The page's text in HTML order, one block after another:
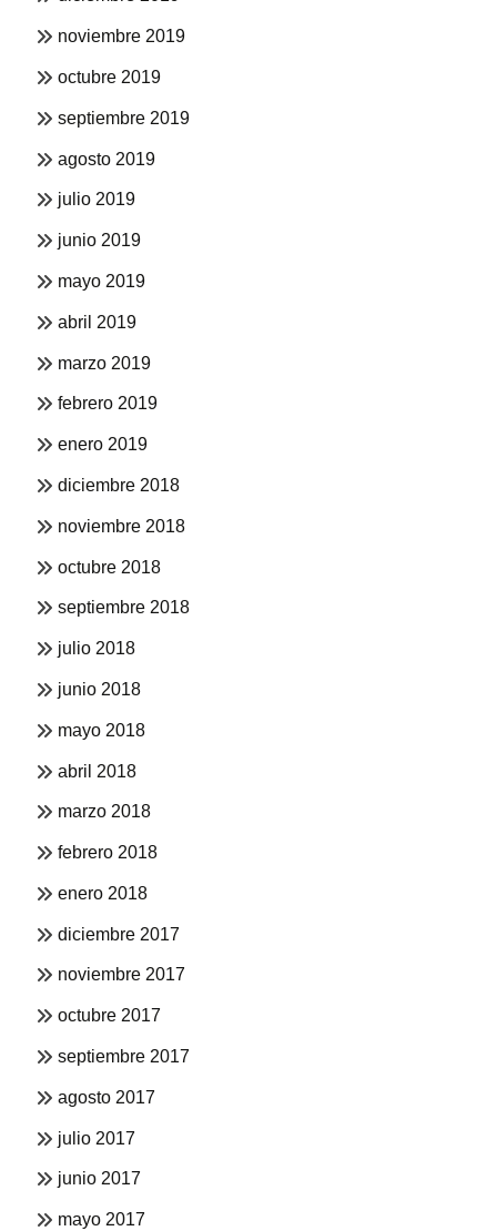
noviembre 2019
octubre 2019
septiembre 2019
agosto 2019
julio 2019
junio 2019
mayo 2019
abril 2019
marzo 2019
febrero 2019
enero 2019
diciembre 2018
noviembre 2018
octubre 2018
septiembre 2018
julio 2018
junio 2018
mayo 2018
abril 2018
marzo 2018
febrero 2018
enero 2018
diciembre 2017
noviembre 2017
octubre 2017
septiembre 2017
agosto 2017
julio 2017
junio 2017
mayo 2017